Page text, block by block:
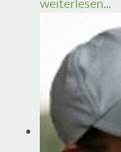
weiterlesen...